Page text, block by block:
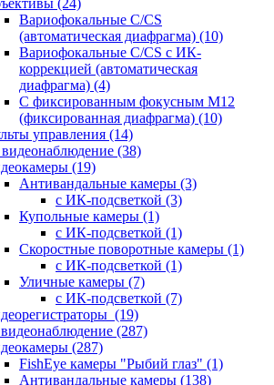
(24)
Вариофокальные C/CS
(автоматическая диафрагма) (10)
Вариофокальные C/CS с ИК-
коррекцией (автоматическая
диафрагма) (4)
С фиксированным фокусным М12
(фиксированная диафрагма) (10)
управления (14)
(38)
(19)
Антивандальные камеры (3)
с ИК-подсветкой (3)
Купольные камеры (1)
с ИК-подсветкой (1)
Скоростные поворотные камеры (1)
с ИК-подсветкой (1)
Уличные камеры (7)
с ИК-подсветкой (7)
(19)
(287)
(287)
FishEye камеры "Рыбий глаз" (1)
Антивандальные камеры (138)